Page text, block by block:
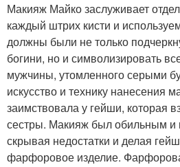
Макияж Майко заслуживает
каждый штрих кисти и
должны были не только
богини, но и символизировать
мужчины, утомленного серыми
искусство и технику нанесения
заимствовала у гейши, которая
сестры. Макияж был обильным и
скрывая недостатки и делая
фарфоровое изделие.